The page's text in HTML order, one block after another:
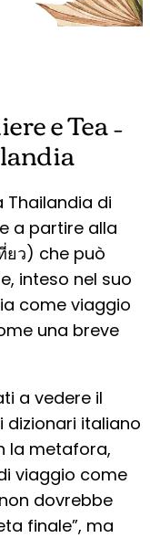
e Tea –
Thailandia di
a partire alla
ยว) che può
inteso nel suo
come viaggio
una breve
a vedere il
italiano
la metafora,
viaggio come
dovrebbe
finale”, ma